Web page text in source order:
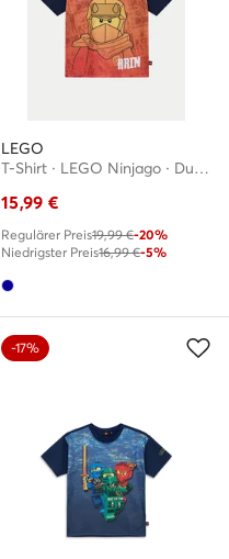
LEGO
T-Shirt · LEGO Ninjago · Dunkelblau
15,99 €
Regulärer Preis19,99 €-20%
Niedrigster Preis16,99 €-5%
-17%